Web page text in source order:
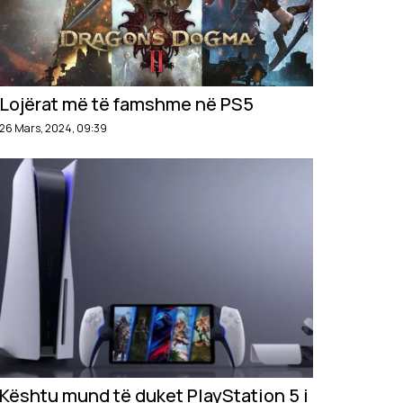
më të famshme në PS5
Mars, 2024, 09:39
mund të duket PlayStation 5 i